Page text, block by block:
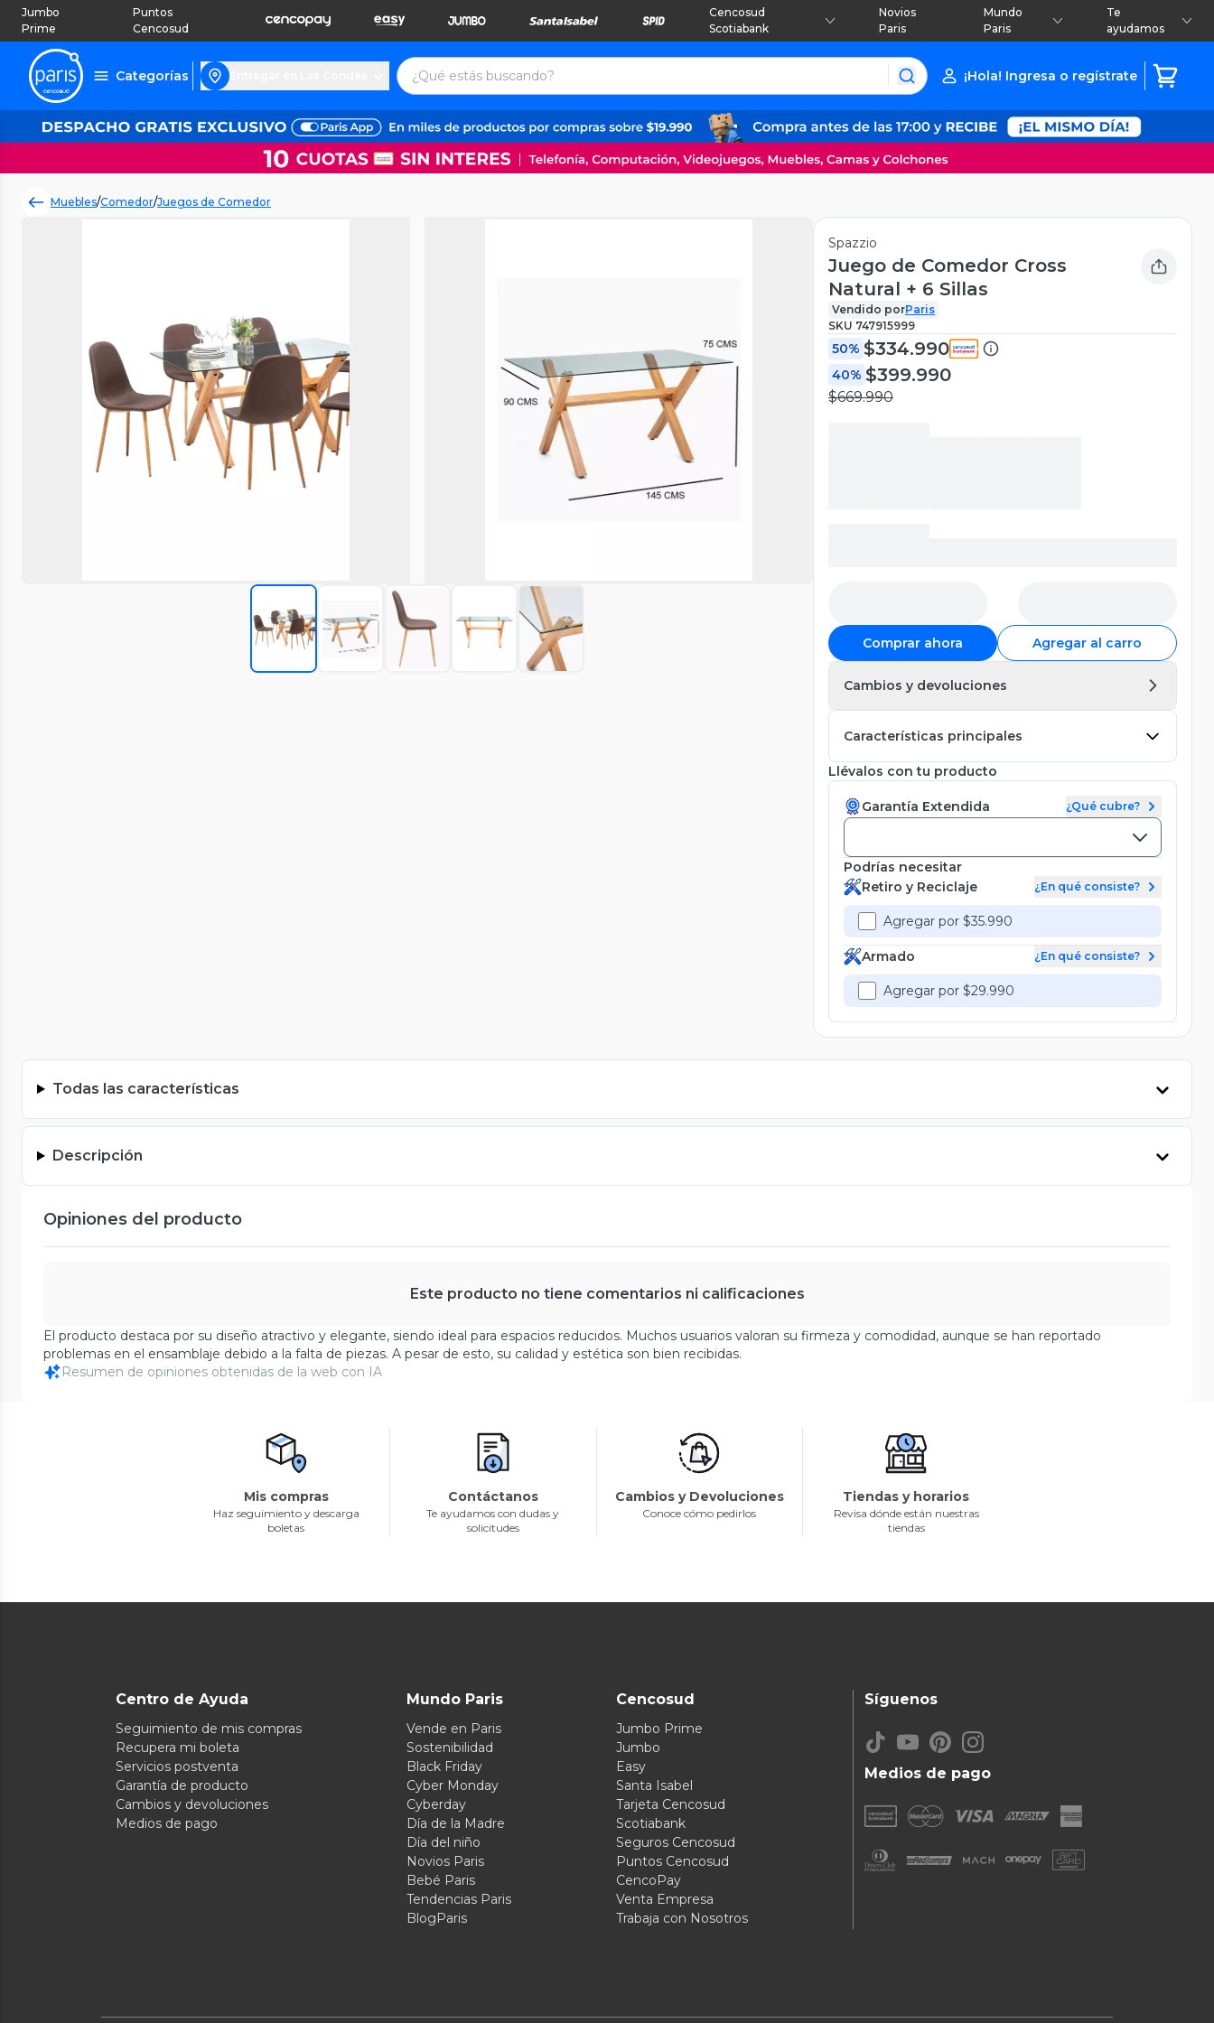
Jumbo
Prime
Puntos
Cencosud
Cencosud
Scotiabank
Novios
Paris
Mundo
Paris
Te
ayudamos
Categorías ¡Hola! Ingresa o regístrate
Muebles/Comedor/Juegos de Comedor
Spazzio
Juego de Comedor Cross
Natural + 6 Sillas
Vendido porParis
SKU 747915999
50% $334.990
40% $399.990
$669.990
Comprar ahora Agregar al carro
Cambios y devoluciones
Características principales
Llévalos con tu producto
Garantía Extendida ¿Qué cubre?
Podrías necesitar
Retiro y Reciclaje
¿En qué consiste?
Agregar por $35.990
Armado ¿En qué consiste?
Agregar por $29.990
Todas las características
Descripción
Opiniones del producto
Este producto no tiene comentarios ni calificaciones
El producto destaca por su diseño atractivo y elegante, siendo ideal para espacios reducidos. Muchos usuarios valoran su firmeza y comodidad, aunque se han reportado
problemas en el ensamblaje debido a la falta de piezas. A pesar de esto, su calidad y estética son bien recibidas.
Resumen de opiniones obtenidas de la web con IA
Mis compras
Haz seguimiento y descarga
boletas
Contáctanos
Te ayudamos con dudas y
solicitudes
Cambios y Devoluciones
Conoce cómo pedirlos
Tiendas y horarios
Revisa dónde están nuestras
tiendas
Centro de Ayuda
Seguimiento de mis compras
Recupera mi boleta
Servicios postventa
Garantía de producto
Cambios y devoluciones
Medios de pago
Mundo Paris
Vende en Paris
Sostenibilidad
Black Friday
Cyber Monday
Cyberday
Día de la Madre
Día del niño
Novios Paris
Bebé Paris
Tendencias Paris
BlogParis
Cencosud
Jumbo Prime
Jumbo
Easy
Santa Isabel
Tarjeta Cencosud
Scotiabank
Seguros Cencosud
Puntos Cencosud
CencoPay
Venta Empresa
Trabaja con Nosotros
Medios de pago
Síguenos